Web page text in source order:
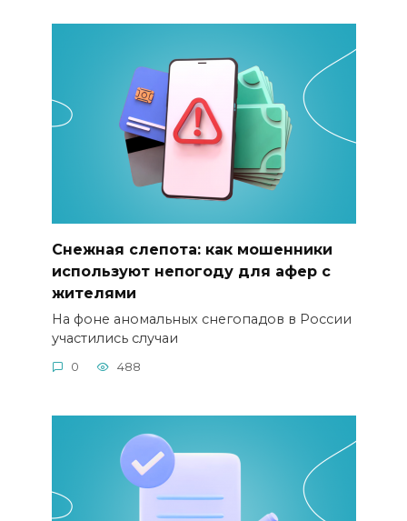
Снежная слепота: как мошенники
используют непогоду для афер с
жителями
На фоне аномальных снегопадов в России
участились случаи
0 488